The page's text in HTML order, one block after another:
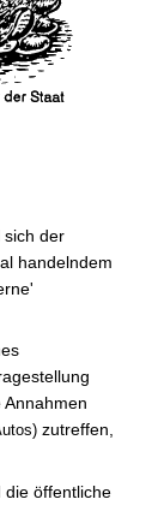
sich der
handelndem
zutreffen,
die öffentliche